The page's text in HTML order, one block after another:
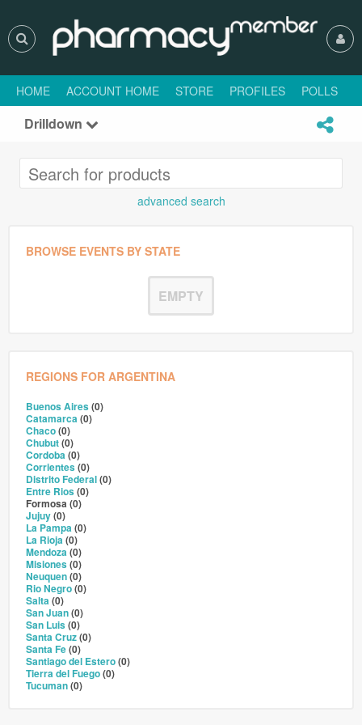
HOME ACCOUNT HOME STORE PROFILES POLLS
Drilldown
advanced search
BROWSE EVENTS BY STATE
EMPTY
REGIONS FOR ARGENTINA
Buenos Aires(0)
Catamarca(0)
Chaco(0)
Chubut(0)
Cordoba(0)
Corrientes(0)
Distrito Federal(0)
Entre Rios(0)
Formosa (0)
Jujuy(0)
La Pampa(0)
La Rioja(0)
Mendoza(0)
Misiones(0)
Neuquen(0)
Rio Negro(0)
Salta(0)
San Juan(0)
San Luis(0)
Santa Cruz(0)
Santa Fe(0)
Santiago del Estero(0)
Tierra del Fuego(0)
Tucuman(0)